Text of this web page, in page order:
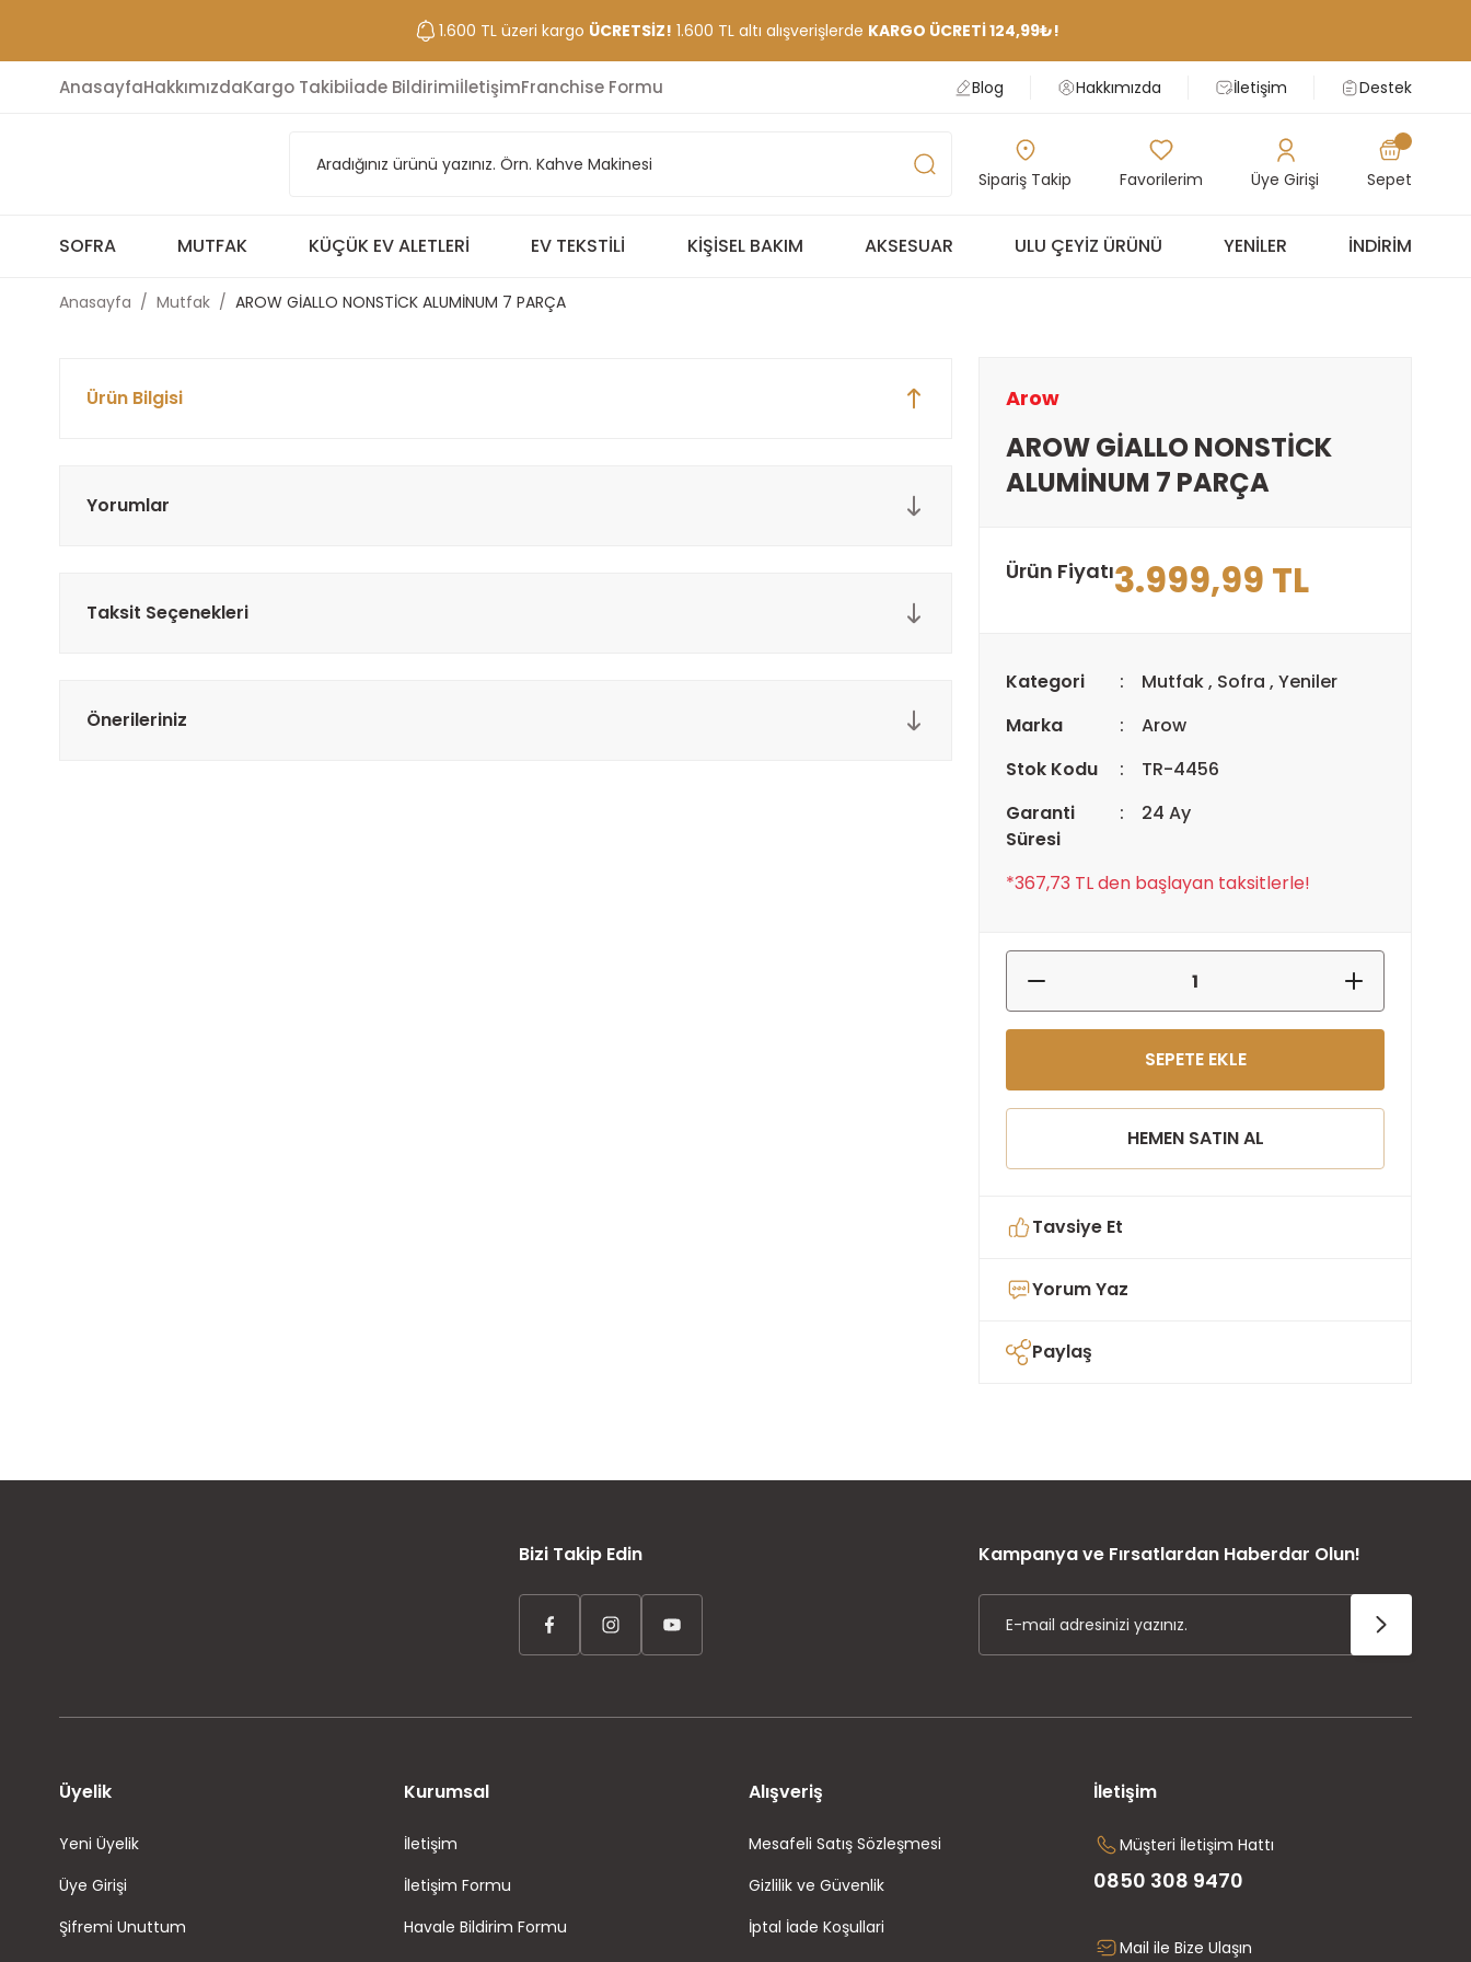
1.600 TL üzeri kargo ÜCRETSİZ! 1.600 TL altı alışverişlerde KARGO ÜCRETİ 124,99₺!
AnasayfaHakkımızdaKargo Takibiİade BildirimiİletişimFranchise Formu Blog Hakkımızda İletişim Destek
Sipariş Takip Favorilerim Üye Girişi Sepet
SOFRA MUTFAK KÜÇÜK EV ALETLERI EV TEKSTILI KIŞISEL BAKIM AKSESUAR ULU ÇEYIZ ÜRÜNÜ YENILER İNDIRIM
Anasayfa Mutfak AROW GİALLO NONSTİCK ALUMİNUM 7 PARÇA
Ürün Bilgisi
Yorumlar
Taksit Seçenekleri
Önerileriniz
Arow
AROW GİALLO NONSTİCK
ALUMİNUM 7 PARÇA
Ürün Fiyatı3.999,99 TL
Kategori Mutfak, Sofra , Yeniler
Marka
Arow
Stok Kodu
TR-4456
Garanti
Süresi
24 Ay
*367,73 TL den başlayan taksitlerle!
SEPETE EKLE
HEMEN SATIN AL
Tavsiye Et
Yorum Yaz
Paylaş
Bizi Takip Edin Kampanya ve Fırsatlardan Haberdar Olun!
Üyelik
Yeni Üyelik
Üye Girişi
Şifremi Unuttum
Kurumsal
İletişim
İletişim Formu
Havale Bildirim Formu
Alışveriş
Mesafeli Satış Sözleşmesi
Gizlilik ve Güvenlik
İptal İade Koşullari
İletişim
Müşteri İletişim Hattı
0850 308 9470
Mail ile Bize Ulaşın